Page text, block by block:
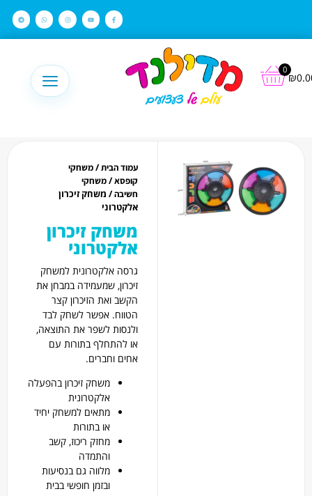
₪
0
עמוד הבית/משחקי
קופסא/משחקי
חשיבה/ משחק זיכרון
אלקטרוני
משחק זיכרון
אלקטרוני
גרסה אלקטרונית למשחק
זיכרון, שמעמידה במבחן את
הקשב ואת הזיכרון קצר
הטווח. אפשר לשחק לבד
ולנסות לשפר את התוצאה,
או להתחלף בתורות עם
אחים וחברים.
משחק זיכרון בהפעלה
אלקטרונית
מתאים למשחק יחיד
או בתורות
מחזק ריכוז, קשב
והתמדה
מלווה גם בנסיעות
ובזמן חופשי בבית